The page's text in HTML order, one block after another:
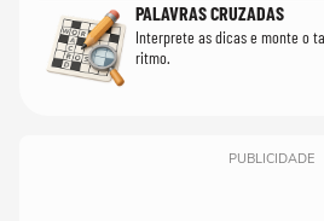
PALAVRAS CRUZADAS
Interprete as dicas e monte o
ritmo.
PUBLICIDADE